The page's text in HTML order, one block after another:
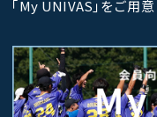
｢My UNIVAS｣をご用意